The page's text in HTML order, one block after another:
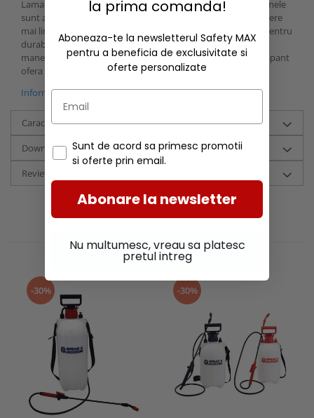
Lama superioara este fabricata din otel carbon durificat. Lamele
sunt acoperite cu teflon pentru o rezistenta la rugina si o taiere
mai lina. Manerele tubulare din otel sunt acoperite cu vinil pentru
durabilitate si rezistenta suplimentara la rugina. Lungimea
manerelor sporeste munca utilizatorului, iar stratul antiderapant
ofera confort optim.
Informatii conformitate produs
Caracteristici
Download (1)
Review-uri
RECOMANDARI
-30% -30%
la prima comanda!
Aboneaza-te la newsletterul Safety MAX
pentru a beneficia de exclusivitate si
oferte personalizate
Sunt de acord sa primesc promotii
si oferte prin email.
Abonare la newsletter
Nu multumesc, vreau sa platesc
pretul intreg